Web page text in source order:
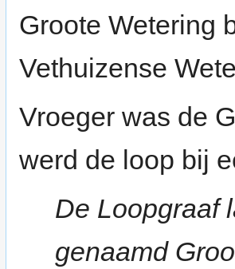
Groote Wetering
Vethuizense
Vroeger was de
werd de loop bij
De Loopgraaf
genaamd